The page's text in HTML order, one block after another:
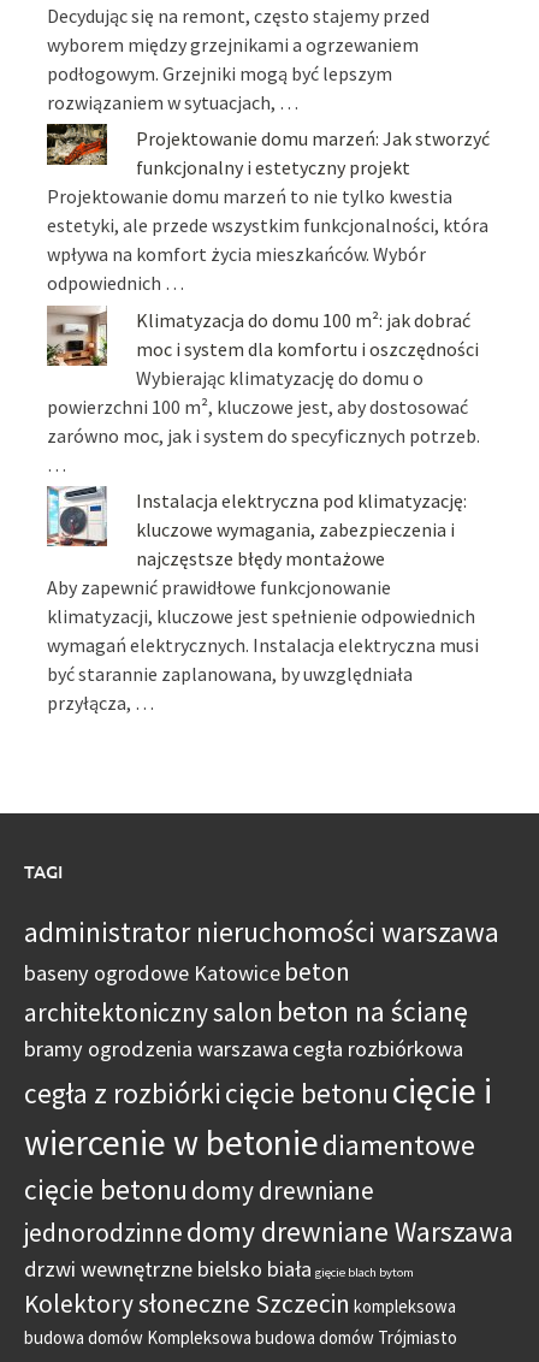
Decydując się na remont, często stajemy przed
wyborem między grzejnikami a ogrzewaniem
podłogowym. Grzejniki mogą być lepszym
rozwiązaniem w sytuacjach, …
Projektowanie domu marzeń: Jak stworzyć
funkcjonalny i estetyczny projekt
Projektowanie domu marzeń to nie tylko kwestia
estetyki, ale przede wszystkim funkcjonalności, która
wpływa na komfort życia mieszkańców. Wybór
odpowiednich …
Klimatyzacja do domu 100 m²: jak dobrać
moc i system dla komfortu i oszczędności
Wybierając klimatyzację do domu o
powierzchni 100 m², kluczowe jest, aby dostosować
zarówno moc, jak i system do specyficznych potrzeb.
…
Instalacja elektryczna pod klimatyzację:
kluczowe wymagania, zabezpieczenia i
najczęstsze błędy montażowe
Aby zapewnić prawidłowe funkcjonowanie
klimatyzacji, kluczowe jest spełnienie odpowiednich
wymagań elektrycznych. Instalacja elektryczna musi
być starannie zaplanowana, by uwzględniała
przyłącza, …
TAGI
administrator nieruchomości warszawa
baseny ogrodowe Katowice beton
architektoniczny salon beton na ścianę
bramy ogrodzenia warszawa cegła rozbiórkowa
cegła z rozbiórki cięcie betonu cięcie i
wiercenie w betoniediamentowe
cięcie betonu domy drewniane
jednorodzinnedomy drewniane Warszawa
drzwi wewnętrzne bielsko biała gięcie blach bytom
Kolektory słoneczne Szczecin kompleksowa
budowa domów Kompleksowa budowa domów Trójmiasto